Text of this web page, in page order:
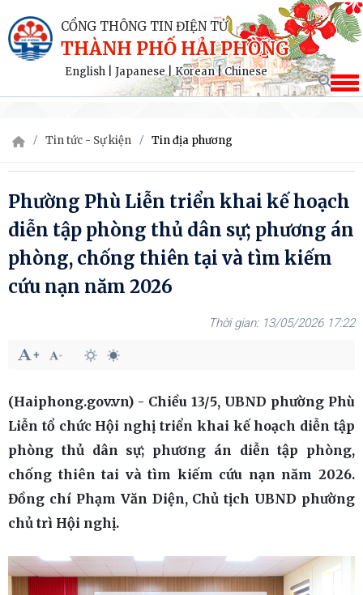
CỔNG THÔNG TIN ĐIỆN TỬ
THÀNH PHỐ HẢI PHÒNG
English Japanese|Korean|Chinese
Tin tức - Sự kiện Tin địa phương
Phường Phù Liễn triển khai kế hoạch
diễn tập phòng thủ dân sự; phương án
phòng, chống thiên tại và tìm kiếm
cứu nạn năm 2026
13/05/2026 17:22
(Haiphong.gov.vn) - Chiều 13/5, UBND phường Phù
Liễn tổ chức Hội nghị triển khai kế hoạch diễn tập
phòng thủ dân sự; phương án diễn tập phòng,
chống thiên tai và tìm kiếm cứu nạn năm 2026.
Đồng chí Phạm Văn Diện, Chủ tịch UBND phường
chủ trì Hội nghị.